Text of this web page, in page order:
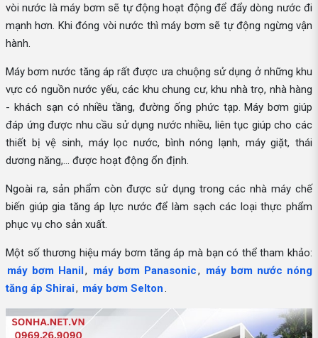
vòi nước là máy bơm sẽ tự động hoạt động để đẩy dòng nước đi
mạnh hơn. Khi đóng vòi nước thì máy bơm sẽ tự động ngừng vận
hành.
Máy bơm nước tăng áp rất được ưa chuộng sử dụng ở những khu
vực có nguồn nước yếu, các khu chung cư, khu nhà trọ, nhà hàng
- khách sạn có nhiều tầng, đường ống phức tạp. Máy bơm giúp
đáp ứng được nhu cầu sử dụng nước nhiều, liên tục giúp cho các
thiết bị vệ sinh, máy lọc nước, bình nóng lạnh, máy giặt, thái
dương năng,... được hoạt động ổn định.
Ngoài ra, sản phẩm còn được sử dụng trong các nhà máy chế
biến giúp gia tăng áp lực nước để làm sạch các loại thực phẩm
phục vụ cho sản xuất.
Một số thương hiệu máy bơm tăng áp mà bạn có thể tham khảo:
máy bơm Hanil, máy bơm Panasonic, máy bơm nước nóng
tăng áp Shirai, máy bơm Selton.